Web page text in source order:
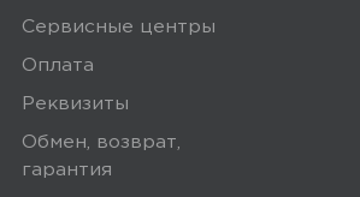
Сервисные центры
Оплата
Реквизиты
Обмен, возврат,
гарантия